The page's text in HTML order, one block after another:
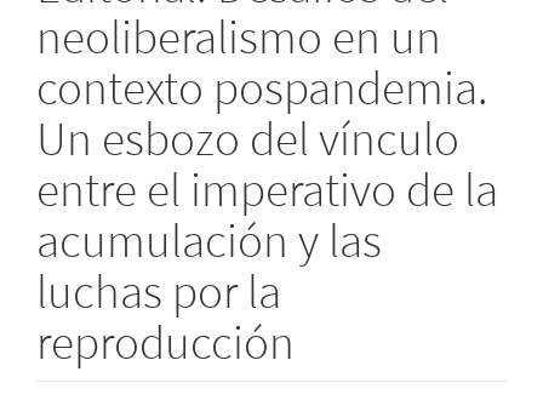
neoliberalismo en un
contexto pospandemia.
Un esbozo del vínculo
entre el imperativo de la
acumulación y las
luchas por la
reproducción